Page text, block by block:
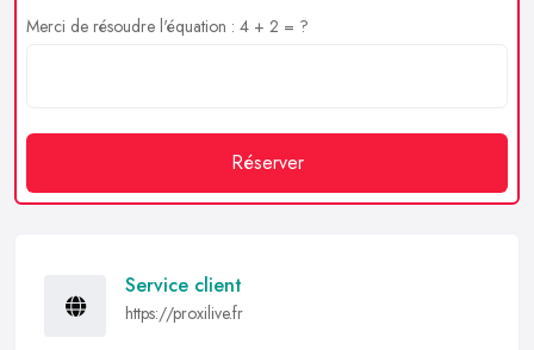
Merci de résoudre l'équation : 4 + 2 = ?
Réserver
Service client
https://proxilive.fr